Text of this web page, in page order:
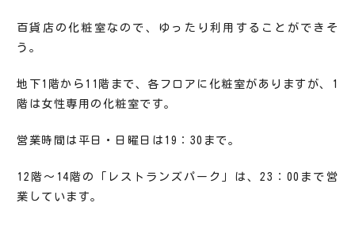
百貨店の化粧室なので、ゆったり利用することができそ
う。
地下1階から11階まで、各フロアに化粧室がありますが、1
階は女性専用の化粧室です。
営業時間は平日・日曜日は19：30まで。
12階～14階の「レストランズパーク」は、23：00まで営
業しています。